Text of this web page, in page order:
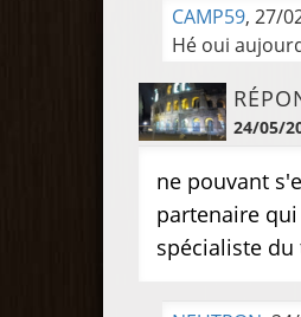
CAMP59, 27/
Hé oui
24/05/
ne pouvant
partenaire
spécialiste